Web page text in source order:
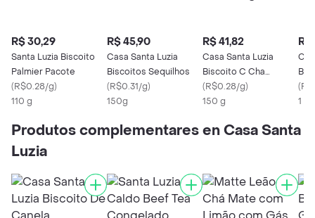
R$ 30,29
Santa Luzia Biscoito
Palmier Pacote
(R$0.28/g)
110 g
R$ 45,90
Casa Santa Luzia
Biscoitos Sequilhos
(R$0.31/g)
150g
R$ 41,82
Casa Santa Luzia
Biscoito C Cha
Amanteigado
(R$0.28/g)
150 g
R$
de
(
1 X
Produtos complementares en Casa Santa
Luzia